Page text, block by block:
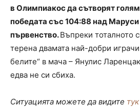
в Олимпиакос да сътворят
победата със 104:88 над
първенство.Въпреки тоталното
терена двамата най-добри
белите“ в мача – Янулис
едва не си сбиха.
Ситуацията можете да видите тук